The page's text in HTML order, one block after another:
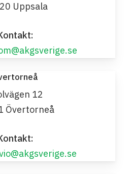
Uppsala
12
Övertorneå